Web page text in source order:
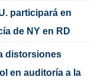
participará en
de NY en RD
distorsiones
en auditoría a la